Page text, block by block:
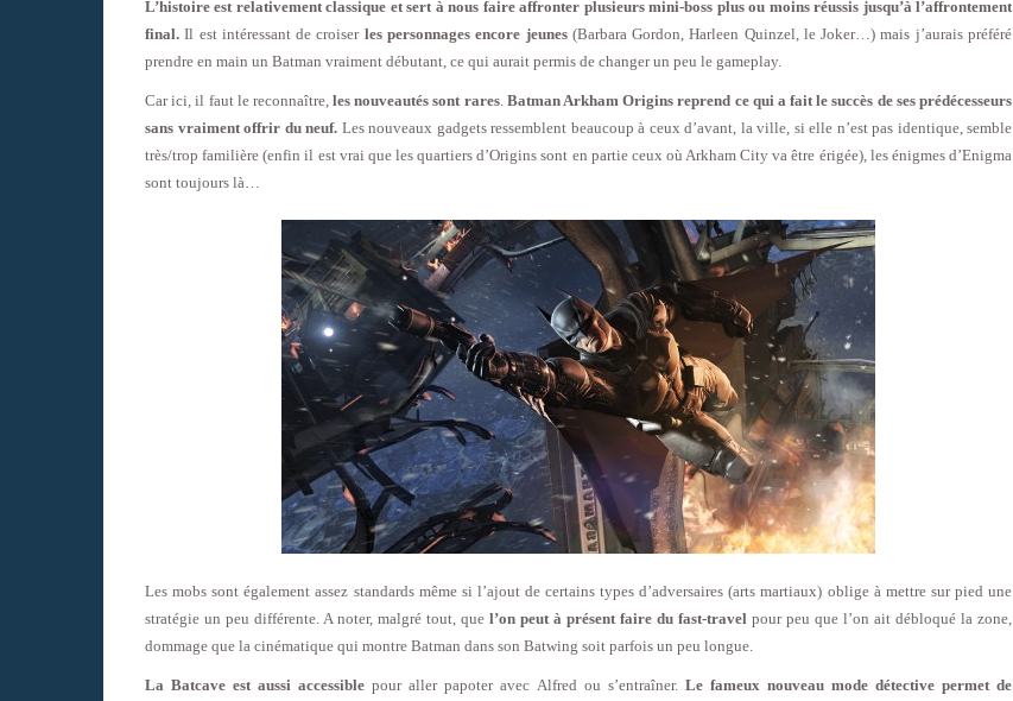
L’histoire est relativement classique et sert à nous faire affronter plusieurs mini-boss plus ou moins réussis jusqu’à l’affrontement
final. Il est intéressant de croiser les personnages encore jeunes(Barbara Gordon, Harleen Quinzel, le Joker…) mais j’aurais préféré
prendre en main un Batman vraiment débutant, ce qui aurait permis de changer un peu le gameplay.
Car ici, il faut le reconnaître,les nouveautés sont rares. Batman Arkham Origins reprend ce qui a fait le succès de ses prédécesseurs
sans vraiment offrir du neuf. Les nouveaux gadgets ressemblent beaucoup à ceux d’avant, la ville, si elle n’est pas identique, semble
très/trop familière (enfin il est vrai que les quartiers d’Origins sont en partie ceux où Arkham City va être érigée), les énigmes d’Enigma
sont toujours là…
Les mobs sont également assez standards même si l’ajout de certains types d’adversaires (arts martiaux) oblige à mettre sur pied une
stratégie un peu différente. A noter, malgré tout, que l’on peut à présent faire du fast-travel pour peu que l’on ait débloqué la zone,
dommage que la cinématique qui montre Batman dans son Batwing soit parfois un peu longue.
La Batcave est aussi accessible pour aller papoter avec Alfred ou s’entraîner. Le fameux nouveau mode détective permet de